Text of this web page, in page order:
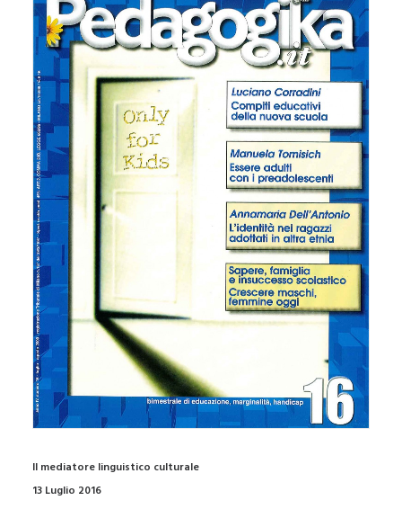
Il mediatore linguistico culturale
13 Luglio 2016